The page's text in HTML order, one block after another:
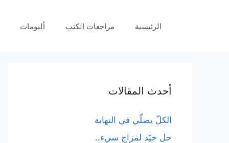
الرئيسية مراجعات الكتب ألبومات
أحدث المقالات
الكلّ يصلّي في النهاية
حل جيّد لمزاج سيء..